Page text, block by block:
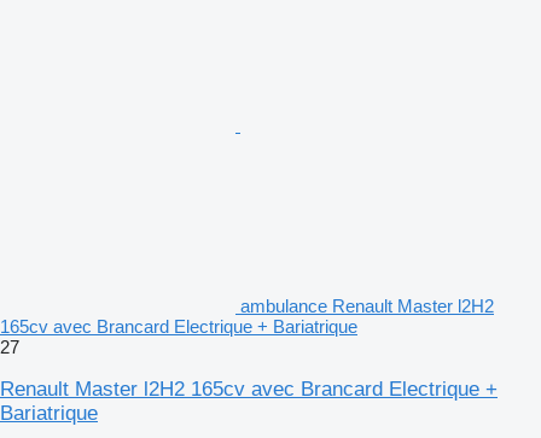
ambulance Renault Master l2H2
165cv avec Brancard Electrique + Bariatrique
27
Renault Master l2H2 165cv avec Brancard Electrique +
Bariatrique